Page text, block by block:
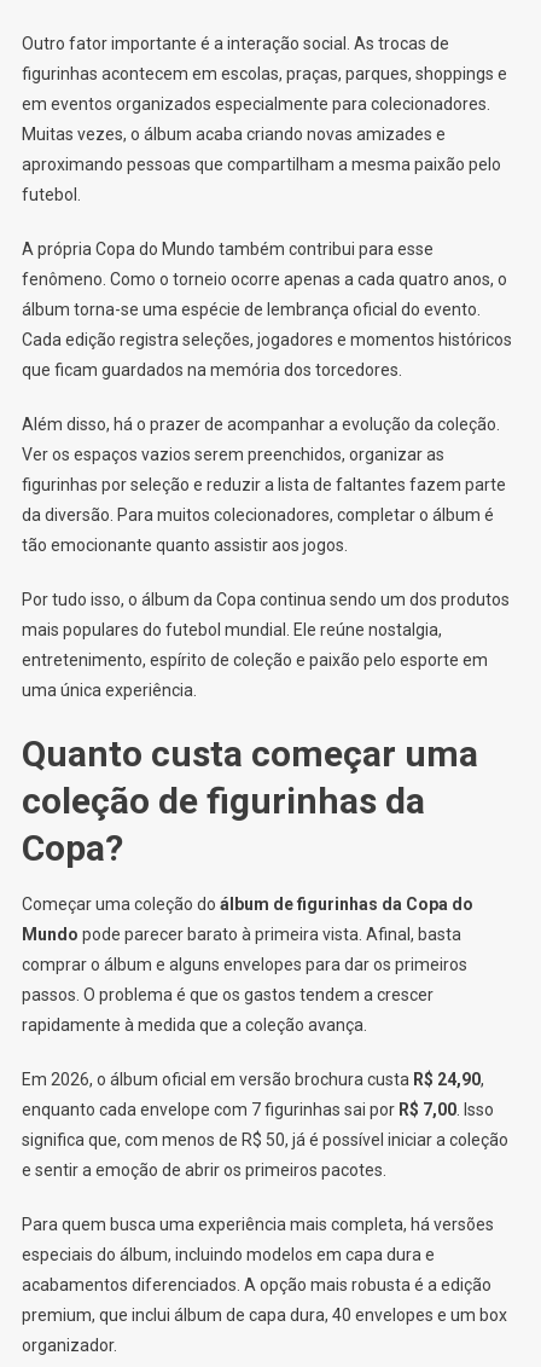
Outro fator importante é a interação social. As trocas de
figurinhas acontecem em escolas, praças, parques, shoppings e
em eventos organizados especialmente para colecionadores.
Muitas vezes, o álbum acaba criando novas amizades e
aproximando pessoas que compartilham a mesma paixão pelo
futebol.
A própria Copa do Mundo também contribui para esse
fenômeno. Como o torneio ocorre apenas a cada quatro anos, o
álbum torna-se uma espécie de lembrança oficial do evento.
Cada edição registra seleções, jogadores e momentos históricos
que ficam guardados na memória dos torcedores.
Além disso, há o prazer de acompanhar a evolução da coleção.
Ver os espaços vazios serem preenchidos, organizar as
figurinhas por seleção e reduzir a lista de faltantes fazem parte
da diversão. Para muitos colecionadores, completar o álbum é
tão emocionante quanto assistir aos jogos.
Por tudo isso, o álbum da Copa continua sendo um dos produtos
mais populares do futebol mundial. Ele reúne nostalgia,
entretenimento, espírito de coleção e paixão pelo esporte em
uma única experiência.
Quanto custa começar uma
coleção de figurinhas da
Copa?
Começar uma coleção do álbum de figurinhas da Copa do
Mundo pode parecer barato à primeira vista. Afinal, basta
comprar o álbum e alguns envelopes para dar os primeiros
passos. O problema é que os gastos tendem a crescer
rapidamente à medida que a coleção avança.
Em 2026, o álbum oficial em versão brochura custa R$ 24,90,
enquanto cada envelope com 7 figurinhas sai por R$ 7,00. Isso
significa que, com menos de R$ 50, já é possível iniciar a coleção
e sentir a emoção de abrir os primeiros pacotes.
Para quem busca uma experiência mais completa, há versões
especiais do álbum, incluindo modelos em capa dura e
acabamentos diferenciados. A opção mais robusta é a edição
premium, que inclui álbum de capa dura, 40 envelopes e um box
organizador.